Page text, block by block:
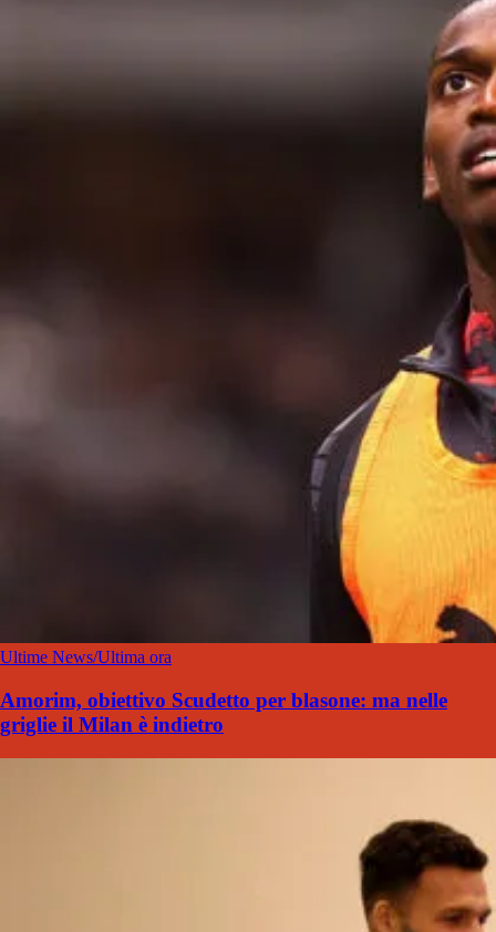
Ultime News/Ultima ora
Amorim, obiettivo Scudetto per blasone: ma nelle
griglie il Milan è indietro